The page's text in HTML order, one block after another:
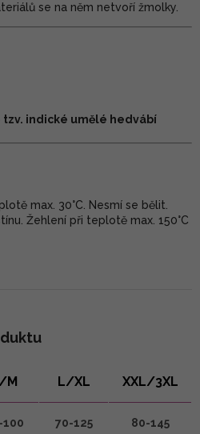
se na něm netvoří žmolky.
tzv. indické umělé hedvábí
max. 30°C. Nesmí se bělit.
Žehlení při teplotě max. 150°C
M L/XL XXL/3XL
100 70-125 80-145